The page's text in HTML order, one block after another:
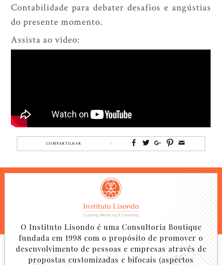
Contabilidade para debater desafios e angústias
do presente momento.
Assista ao vídeo:
COMPARTILHAR
O Instituto Lisondo é uma Consultoria Boutique
fundada em 1998 com o propósito de promover o
desenvolvimento de pessoas e empresas através de
propostas customizadas e bifocais (aspectos